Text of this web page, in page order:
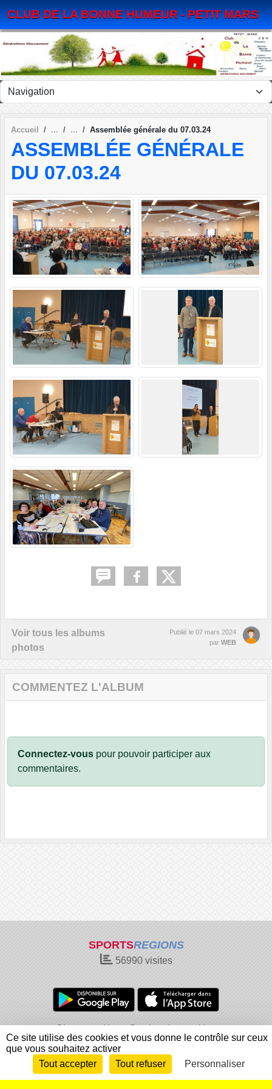
CLUB DE LA BONNE HUMEUR - PETIT MARS
Accueil Assemblée générale du 07.03.24
ASSEMBLÉE GÉNÉRALE
DU 07.03.24
Voir tous les albums
photos
Publié le 07 mars 2024
par WEB
COMMENTEZ L'ALBUM
Connectez-vous pour pouvoir participer aux
commentaires.
SPORTSREGIONS
56990visites
Charte cookies
Gestion des cookies
Informations légales
Signaler un contenu inapproprié
Envie de participer ? Connexion
Ce site utilise des cookies et vous donne le contrôle sur ceux
que vous souhaitez activer
Tout accepter
Tout refuser Personnaliser